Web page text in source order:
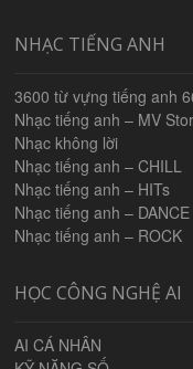
NHẠC TIẾNG ANH
3600 từ vựng tiếng anh
Nhạc tiếng anh – MV
Nhạc không lời
Nhạc tiếng anh – CHILL
Nhạc tiếng anh – HITs
Nhạc tiếng anh – DANCE
Nhạc tiếng anh – ROCK
HỌC CÔNG NGHỆ AI
AI CÁ NHÂN